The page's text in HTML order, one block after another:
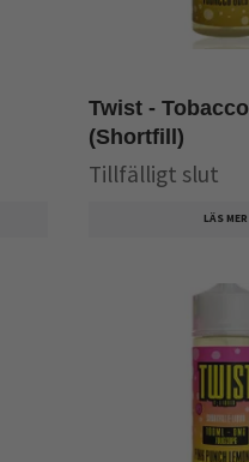
Twist -
(Shortfill)
Tillfälligt slut
LÄS MER